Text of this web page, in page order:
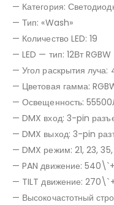
— Категория:
— Тип: «Wash»
— Количество LED: 19
— LED — тип: 12Вт
— Угол раскрытия
— Цветовая гамма:
— Освещенность:
— DMX вход: 3-pin
— DMX выход: 3-pin
— DMX режим: 21, 23,
— PAN движение:
— TILT движение:
— Высокочастотный